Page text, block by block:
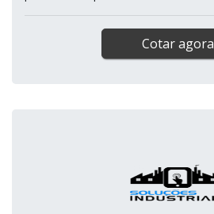
Cotar agora